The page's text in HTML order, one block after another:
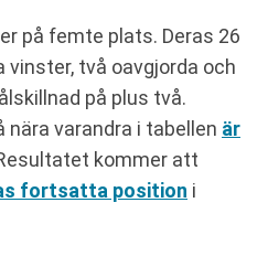
på femte plats. Deras 26
två oavgjorda och
på plus två.
nära varandra i tabellen är
kommer att
fortsatta position i